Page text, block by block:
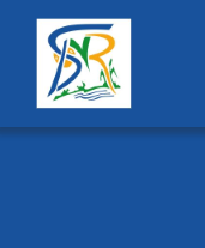
Passer
contenu